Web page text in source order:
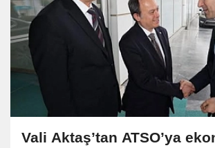
Vali Aktaş’tan ATSO’ya